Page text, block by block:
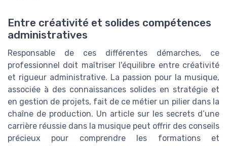
Entre créativité et solides compétences
administratives
Responsable de ces différentes démarches, ce
professionnel doit maîtriser l'équilibre entre créativité
et rigueur administrative. La passion pour la musique,
associée à des connaissances solides en stratégie et
en gestion de projets, fait de ce métier un pilier dans la
chaîne de production. Un article sur les secrets d’une
carrière réussie dans la musique peut offrir des conseils
précieux pour comprendre les formations et